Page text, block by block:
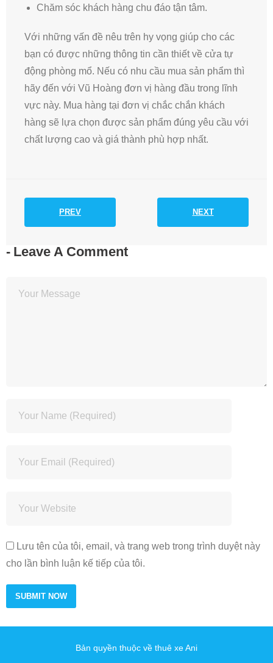
Chăm sóc khách hàng chu đáo tận tâm.
Với những vấn đề nêu trên hy vọng giúp cho các
bạn có được những thông tin cần thiết về cửa tự
động phòng mổ. Nếu có nhu cầu mua sản phẩm thì
hãy đến với Vũ Hoàng đơn vị hàng đầu trong lĩnh
vực này. Mua hàng tại đơn vị chắc chắn khách
hàng sẽ lựa chọn được sản phẩm đúng yêu cầu với
chất lượng cao và giá thành phù hợp nhất.
PREV NEXT
Leave A Comment
Lưu tên của tôi, email, và trang web trong trình duyệt này
cho lần bình luận kế tiếp của tôi.
Bản quyền thuộc về thuê xe Ani